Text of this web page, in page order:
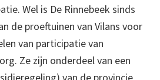
Wel is De Rinnebeek sinds
de proeftuinen van Vilans voor
van participatie van
Ze zijn onderdeel van een